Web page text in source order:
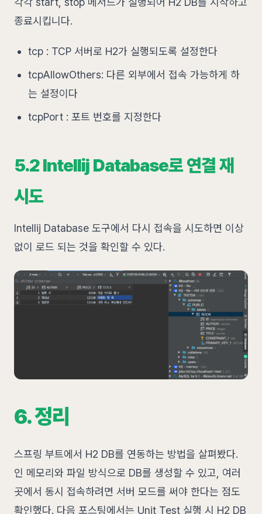
종료시킵니다.
tcp : TCP 서버로 H2가 실행되도록 설정한다
tcpAllowOthers: 다른 외부에서 접속 가능하게 하
는 설정이다
tcpPort : 포트 번호를 지정한다
5.2 Intellij Database로 연결 재
시도
Intellij Database 도구에서 다시 접속을 시도하면 이상
없이 로드 되는 것을 확인할 수 있다.
6. 정리
스프링 부트에서 H2 DB를 연동하는 방법을 살펴봤다.
인 메모리와 파일 방식으로 DB를 생성할 수 있고, 여러
곳에서 동시 접속하려면 서버 모드를 써야 한다는 점도
확인했다. 다음 포스팅에서는 Unit Test 실행 시 H2 DB